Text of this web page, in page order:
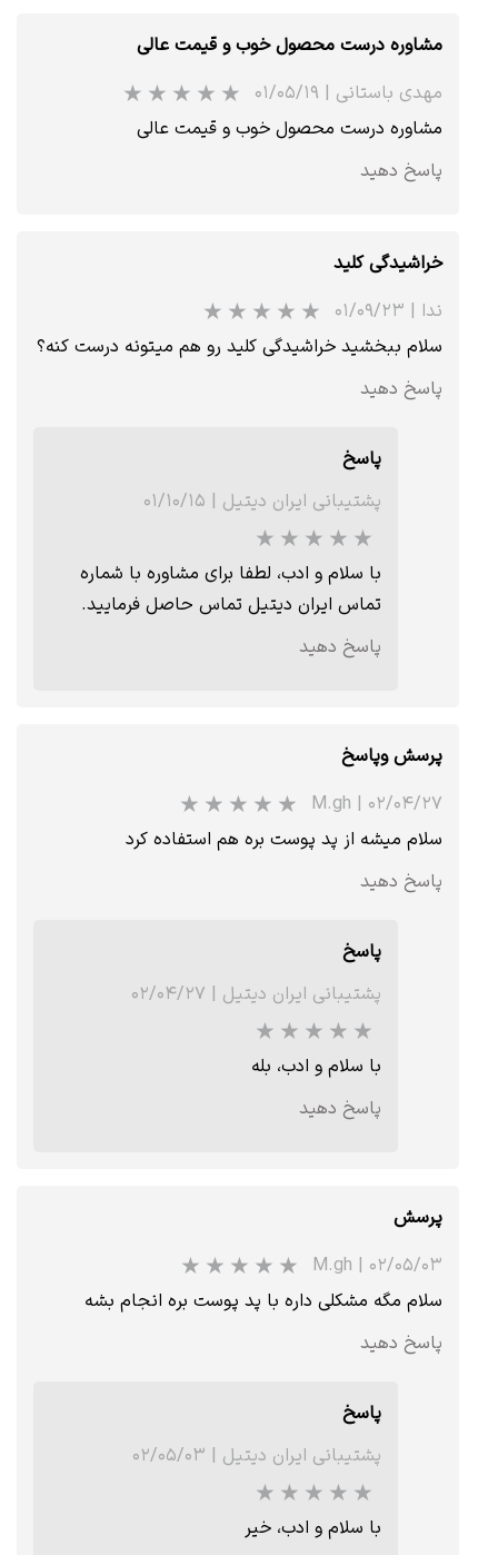
★ ★ ★ ★ ★
مشاوره درست محصول خوب و قیمت عالی
مهدی باستانی | ۰۱/۰۵/۱۹
مشاوره درست محصول خوب و قیمت عالی
پاسخ دهید
خراشیدگی کلید
ندا | ۰۱/۰۹/۲۳
سلام ببخشید خراشیدگی کلید رو هم میتونه درست کنه؟
پاسخ دهید
پاسخ
پشتیبانی ایران دیتیل | ۰۱/۱۰/۱۵
با سلام و ادب، لطفا برای مشاوره با شماره
تماس ایران دیتیل تماس حاصل فرمایید.
پاسخ دهید
پرسش وپاسخ
M.gh | ۰۲/۰۴/۲۷
سلام میشه از پد پوست بره هم استفاده کرد
پاسخ دهید
پاسخ
پشتیبانی ایران دیتیل | ۰۲/۰۴/۲۷
با سلام و ادب، بله
پاسخ دهید
پرسش
M.gh | ۰۲/۰۵/۰۳
سلام مگه مشکلی داره با پد پوست بره انجام بشه
پاسخ دهید
پاسخ
پشتیبانی ایران دیتیل | ۰۲/۰۵/۰۳
با سلام و ادب، خیر